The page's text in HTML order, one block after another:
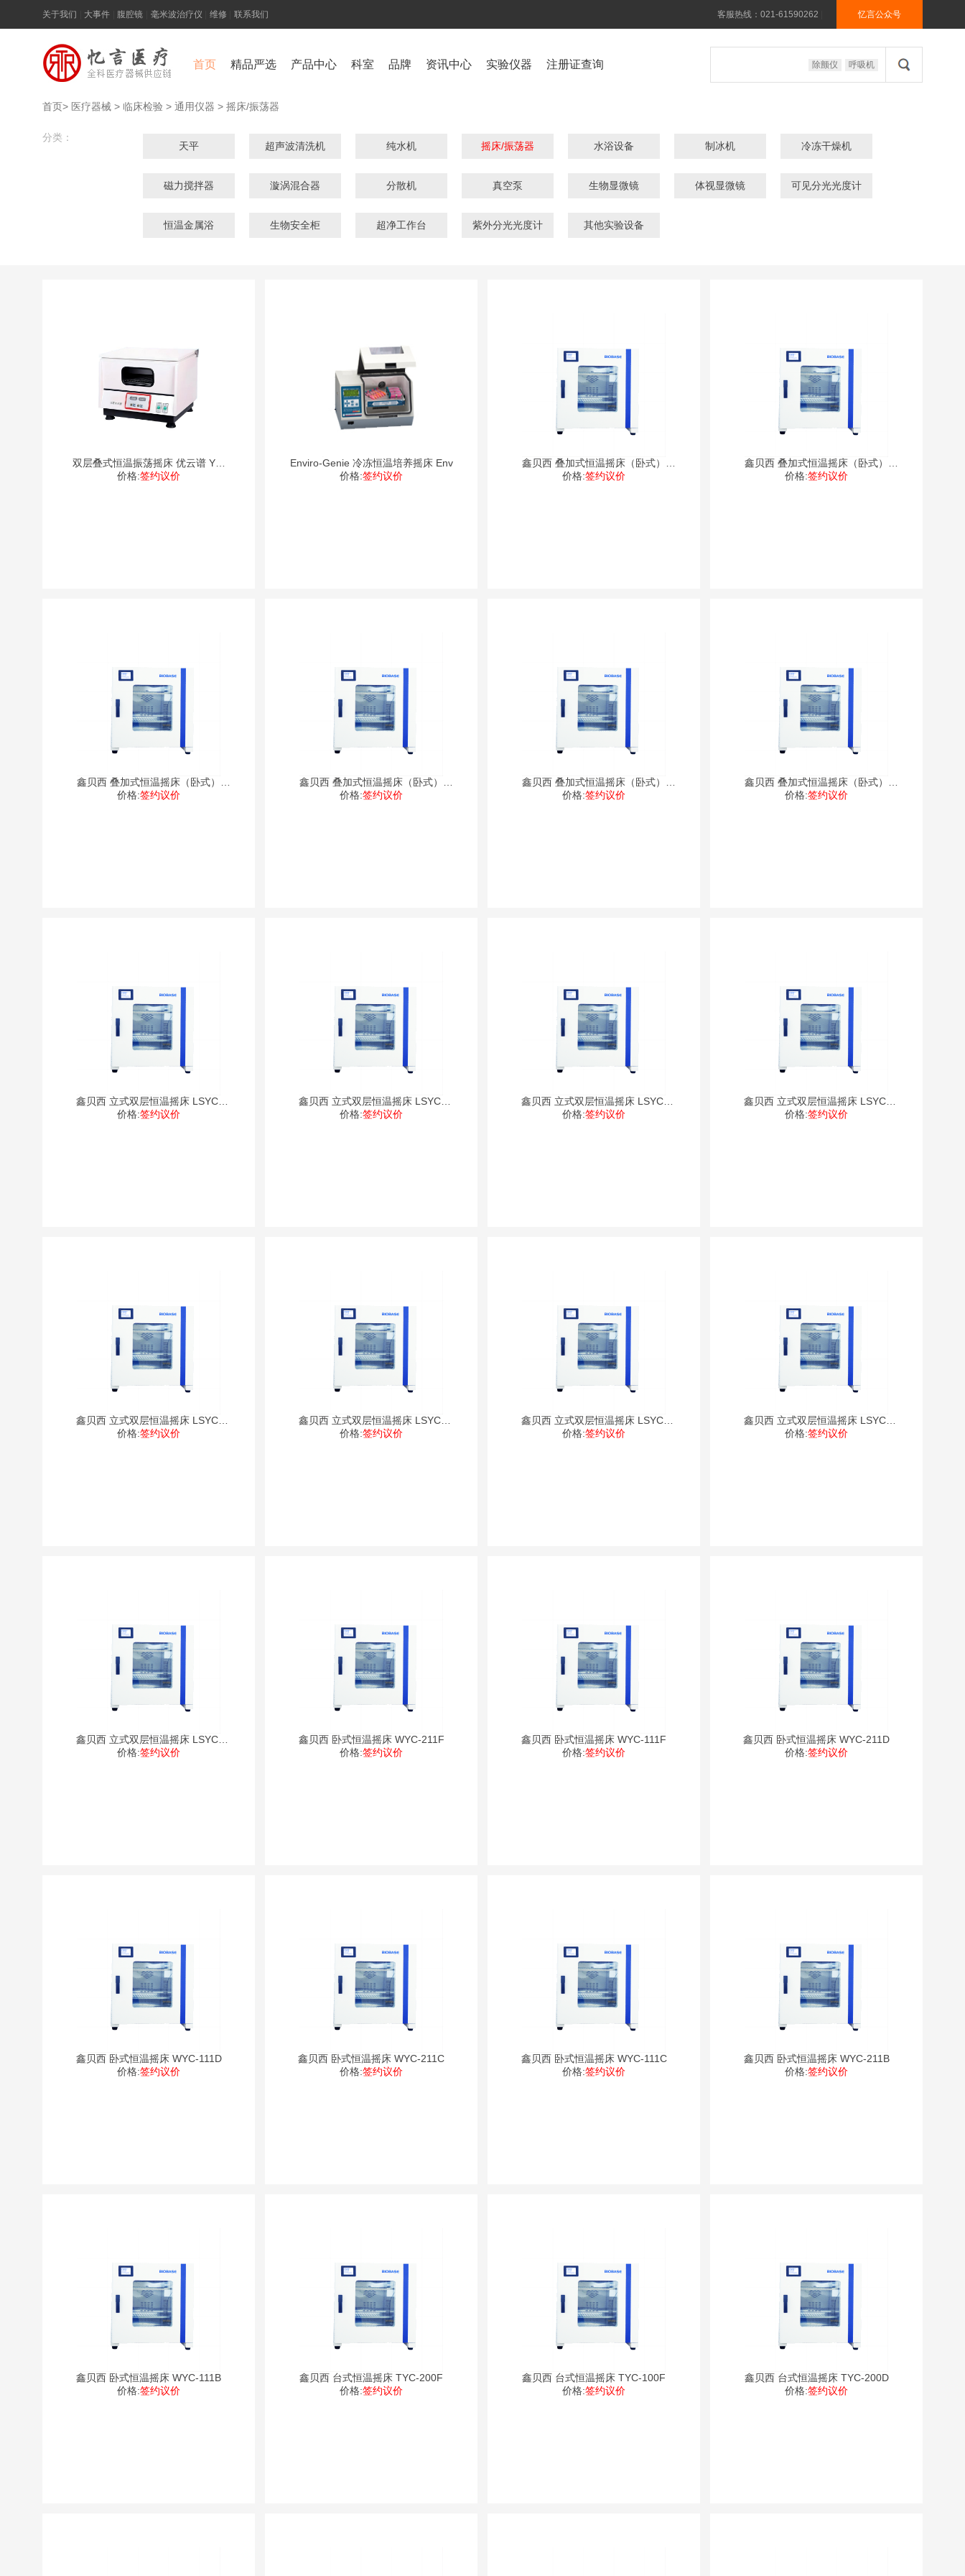
关于我们 大事件 腹腔镜 毫米波治疗仪 维修 联系我们 客服热线：021-61590262 忆言公众号
首页 精品严选 产品中心 科室 品牌 资讯中心 实验仪器 注册证查询 除颤仪 呼吸机
首页> 医疗器械 > 临床检验 > 通用仪器 > 摇床/振荡器
分类：
天平 超声波清洗机 纯水机 摇床/振荡器 水浴设备 制冰机 冷冻干燥机
磁力搅拌器 漩涡混合器 分散机 真空泵 生物显微镜 体视显微镜 可见分光光度计
恒温金属浴 生物安全柜 超净工作台 紫外分光光度计 其他实验设备
双层叠式恒温振荡摇床 优云谱 YP-
DY
价格:签约议价
Enviro-Genie 冷冻恒温培养摇床 Env
价格:签约议价
鑫贝西 叠加式恒温摇床（卧式）
DJW
价格:签约议价
鑫贝西 叠加式恒温摇床（卧式）
DJW
价格:签约议价
鑫贝西 叠加式恒温摇床（卧式）
DJW
价格:签约议价
鑫贝西 叠加式恒温摇床（卧式）
DJW
价格:签约议价
鑫贝西 叠加式恒温摇床（卧式）
DJW
价格:签约议价
鑫贝西 叠加式恒温摇床（卧式）
DJW
价格:签约议价
鑫贝西 立式双层恒温摇床 LSYC-
2112
价格:签约议价
鑫贝西 立式双层恒温摇床 LSYC-
1112
价格:签约议价
鑫贝西 立式双层恒温摇床 LSYC-
2112
价格:签约议价
鑫贝西 立式双层恒温摇床 LSYC-
2112
价格:签约议价
鑫贝西 立式双层恒温摇床 LSYC-
1112
价格:签约议价
鑫贝西 立式双层恒温摇床 LSYC-
2102
价格:签约议价
鑫贝西 立式双层恒温摇床 LSYC-
1102
价格:签约议价
鑫贝西 立式双层恒温摇床 LSYC-
2102
价格:签约议价
鑫贝西 立式双层恒温摇床 LSYC-
1102
价格:签约议价
鑫贝西 卧式恒温摇床 WYC-211F
价格:签约议价
鑫贝西 卧式恒温摇床 WYC-111F
价格:签约议价
鑫贝西 卧式恒温摇床 WYC-211D
价格:签约议价
鑫贝西 卧式恒温摇床 WYC-111D
价格:签约议价
鑫贝西 卧式恒温摇床 WYC-211C
价格:签约议价
鑫贝西 卧式恒温摇床 WYC-111C
价格:签约议价
鑫贝西 卧式恒温摇床 WYC-211B
价格:签约议价
鑫贝西 卧式恒温摇床 WYC-111B
价格:签约议价
鑫贝西 台式恒温摇床 TYC-200F
价格:签约议价
鑫贝西 台式恒温摇床 TYC-100F
价格:签约议价
鑫贝西 台式恒温摇床 TYC-200D
价格:签约议价